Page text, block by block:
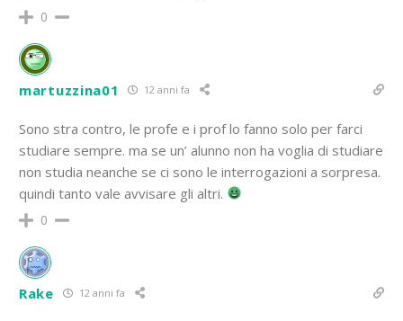
0
martuzzina01 12 anni fa
Sono stra contro, le profe e i prof lo fanno solo per farci
studiare sempre. ma se un’ alunno non ha voglia di studiare
non studia neanche se ci sono le interrogazioni a sorpresa.
quindi tanto vale avvisare gli altri.
0
Rake 12 anni fa